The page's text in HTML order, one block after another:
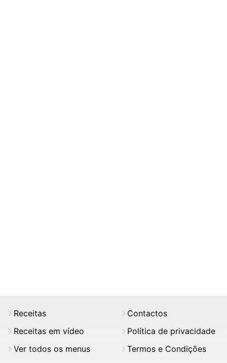
Receitas
Receitas em vídeo
Ver todos os menus
Contactos
Política de privacidade
Termos e Condições